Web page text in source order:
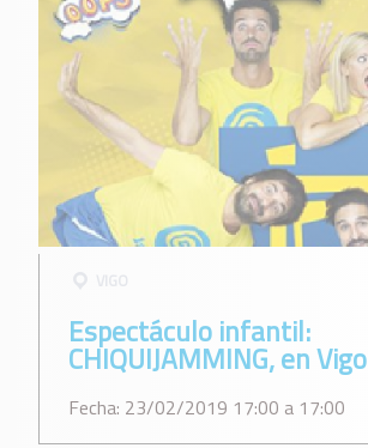
Espectáculo infantil:
CHIQUIJAMMING, en Vigo
Fecha: 23/02/2019 17:00 a 17:00